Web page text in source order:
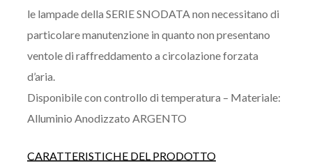
le lampade della SERIE SNODATA non necessitano di
particolare manutenzione in quanto non presentano
ventole di raffreddamento a circolazione forzata
d’aria.
Disponibile con controllo di temperatura – Materiale:
Alluminio Anodizzato ARGENTO
CARATTERISTICHE DEL PRODOTTO